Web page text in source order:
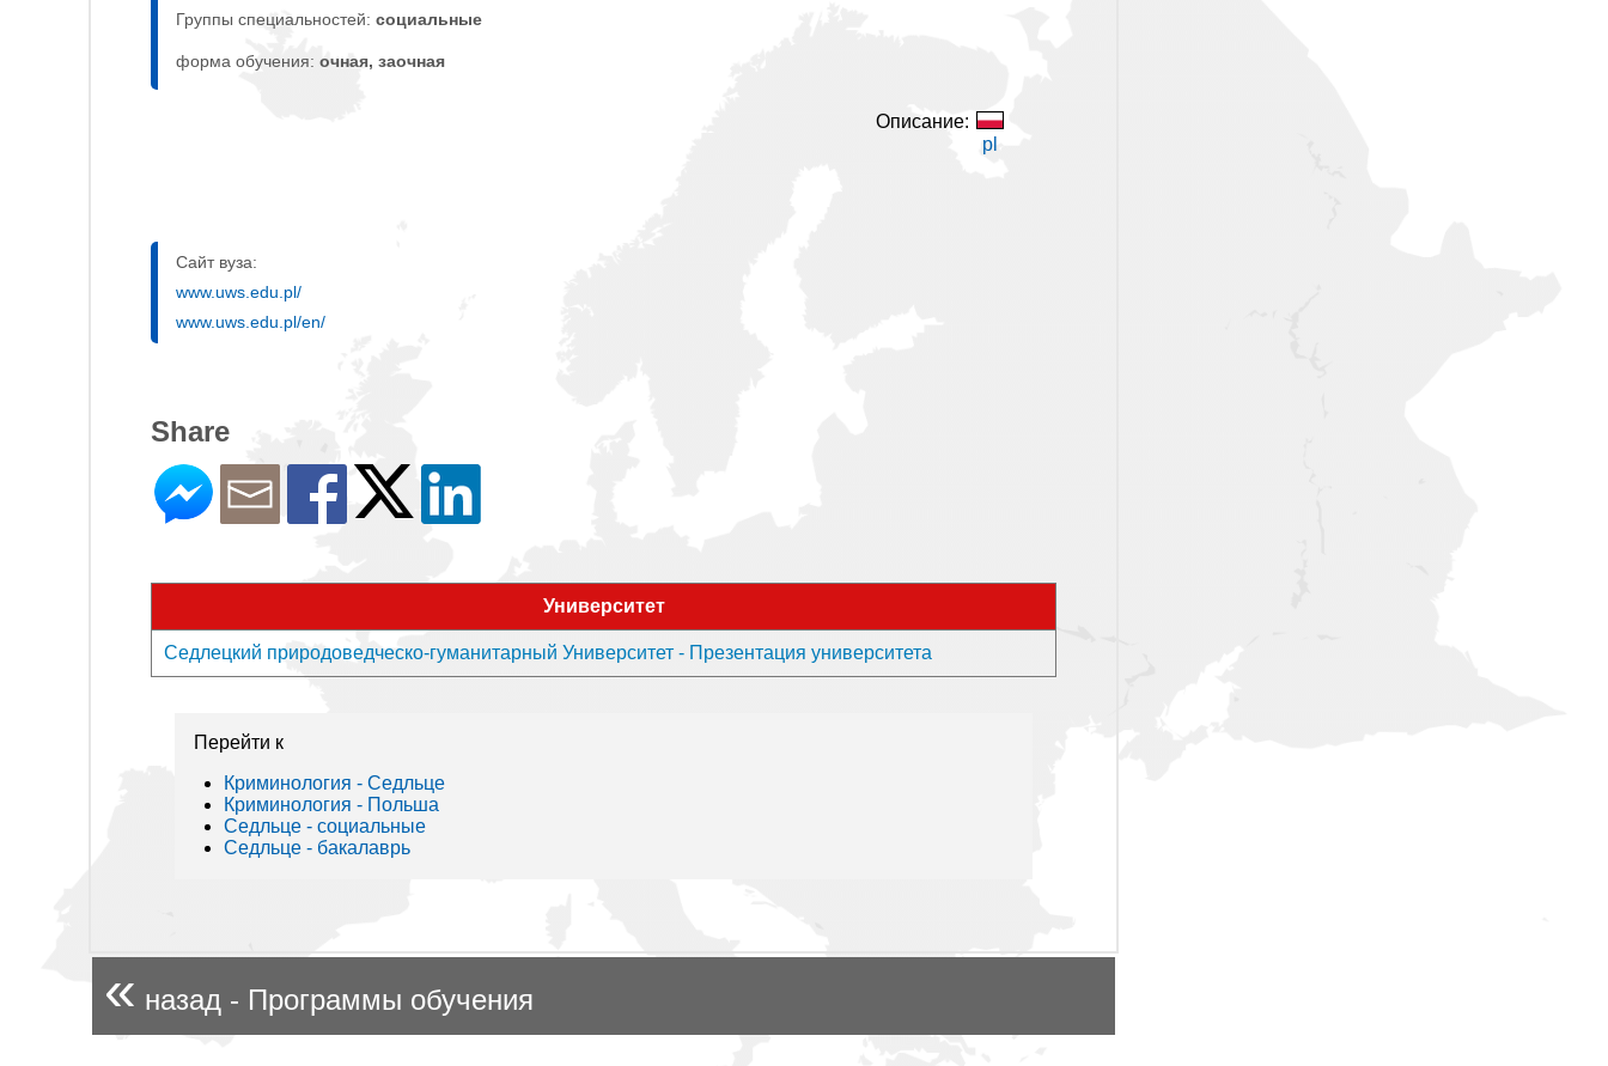
Группы специальностей: социальные
форма обучения: очная, заочная
Описание:
pl
Сайт вуза:
www.uws.edu.pl/
www.uws.edu.pl/en/
Share
Университет
Седлецкий природоведческо-гуманитарный Университет - Презентация университета
Перейти к
Криминология - Седльце
Криминология - Польша
Седльце - социальные
Седльце - бакалаврь
« назад - Программы обучения